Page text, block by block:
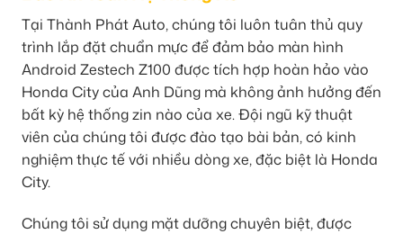
Tại Thành Phát Auto, chúng tôi luôn tuân thủ quy
trình lắp đặt chuẩn mực để đảm bảo màn hình
Android Zestech Z100 được tích hợp hoàn hảo vào
Honda City của Anh Dũng mà không ảnh hưởng đến
bất kỳ hệ thống zin nào của xe. Đội ngũ kỹ thuật
viên của chúng tôi được đào tạo bài bản, có kinh
nghiệm thực tế với nhiều dòng xe, đặc biệt là Honda
City.
Chúng tôi sử dụng mặt dưỡng chuyên biệt, được